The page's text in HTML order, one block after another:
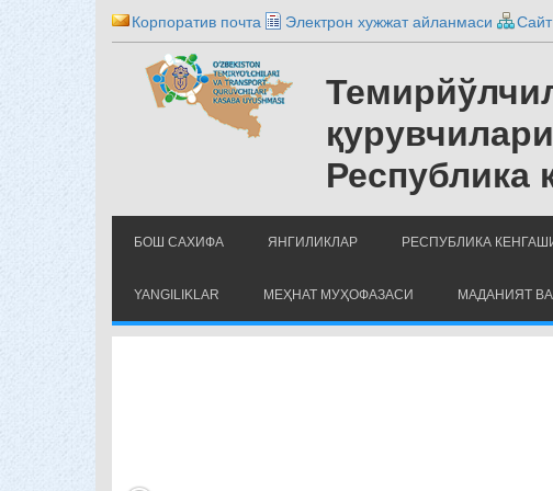
Корпоратив почта Электрон хужжат айланмаси
Республика
БОШ САХИФА ЯНГИЛИКЛАР РЕСПУБЛИКА
YANGILIKLAR МЕҲНАТ МУҲОФАЗАСИ МАДАНИЯТ